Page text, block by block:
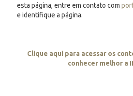
esta página, entre em contato com
e identifique a página.
Clique aqui para acessar os
conhecer melhor a